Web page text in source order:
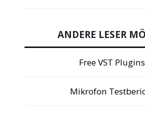
ANDERE LESER
Free VST Plugins
Mikrofon